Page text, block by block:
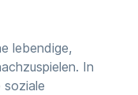
lebendige,
In
soziale